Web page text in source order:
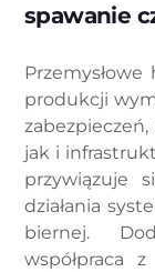
spawanie
produkcji
jak i
przywiązuje
działania
biernej.
współpraca